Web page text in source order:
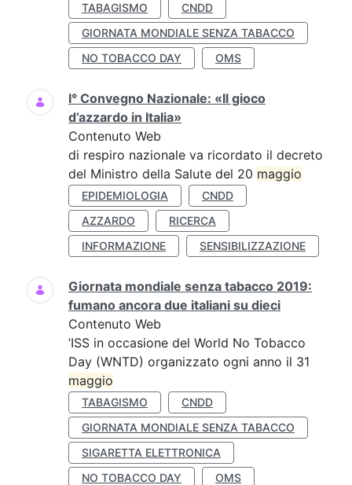
TABAGISMO
CNDD
GIORNATA MONDIALE SENZA TABACCO
NO TOBACCO DAY
OMS
I° Convegno Nazionale: «Il gioco
d’azzardo in Italia»
Contenuto Web
di respiro nazionale va ricordato il decreto
del Ministro della Salute del 20 maggio
EPIDEMIOLOGIA
CNDD
AZZARDO
RICERCA
INFORMAZIONE
SENSIBILIZZAZIONE
Giornata mondiale senza tabacco 2019:
fumano ancora due italiani su dieci
Contenuto Web
’ISS in occasione del World No Tobacco
Day (WNTD) organizzato ogni anno il 31
maggio
TABAGISMO
CNDD
GIORNATA MONDIALE SENZA TABACCO
SIGARETTA ELETTRONICA
NO TOBACCO DAY
OMS